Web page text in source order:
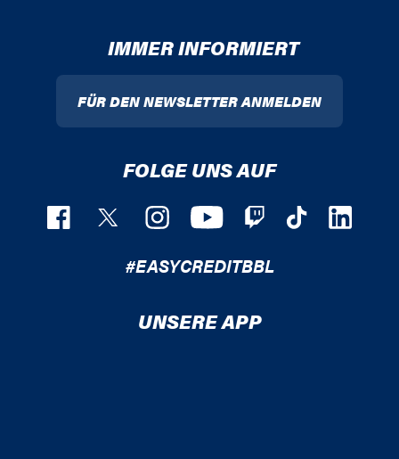
IMMER INFORMIERT
FÜR DEN NEWSLETTER ANMELDEN
FOLGE UNS AUF
#EASYCREDITBBL
UNSERE APP